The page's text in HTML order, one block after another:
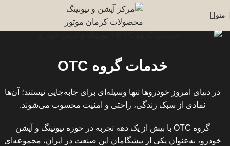
منو
خدمات گروه OTC
در دنیای امروز خودروها تنها وسیله‌ای برای جابه‌جایی نیستند؛ آن‌ها
نمادی از سبک زندگی، راحتی و امنیت محسوب می‌شوند.
گروه OTC با بیش از یک دهه تجربه در حوزه تیونینگ و آپشن
خودرو، به‌عنوان یکی از پیشگامان این صنعت در ایران، مجموعه‌ای